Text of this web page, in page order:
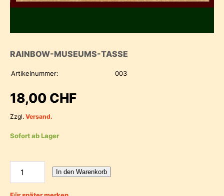
RAINBOW-MUSEUMS-TASSE
Artikelnummer: 003
18,00 CHF
Zzgl. Versand.
Sofort ab Lager
In den Warenkorb